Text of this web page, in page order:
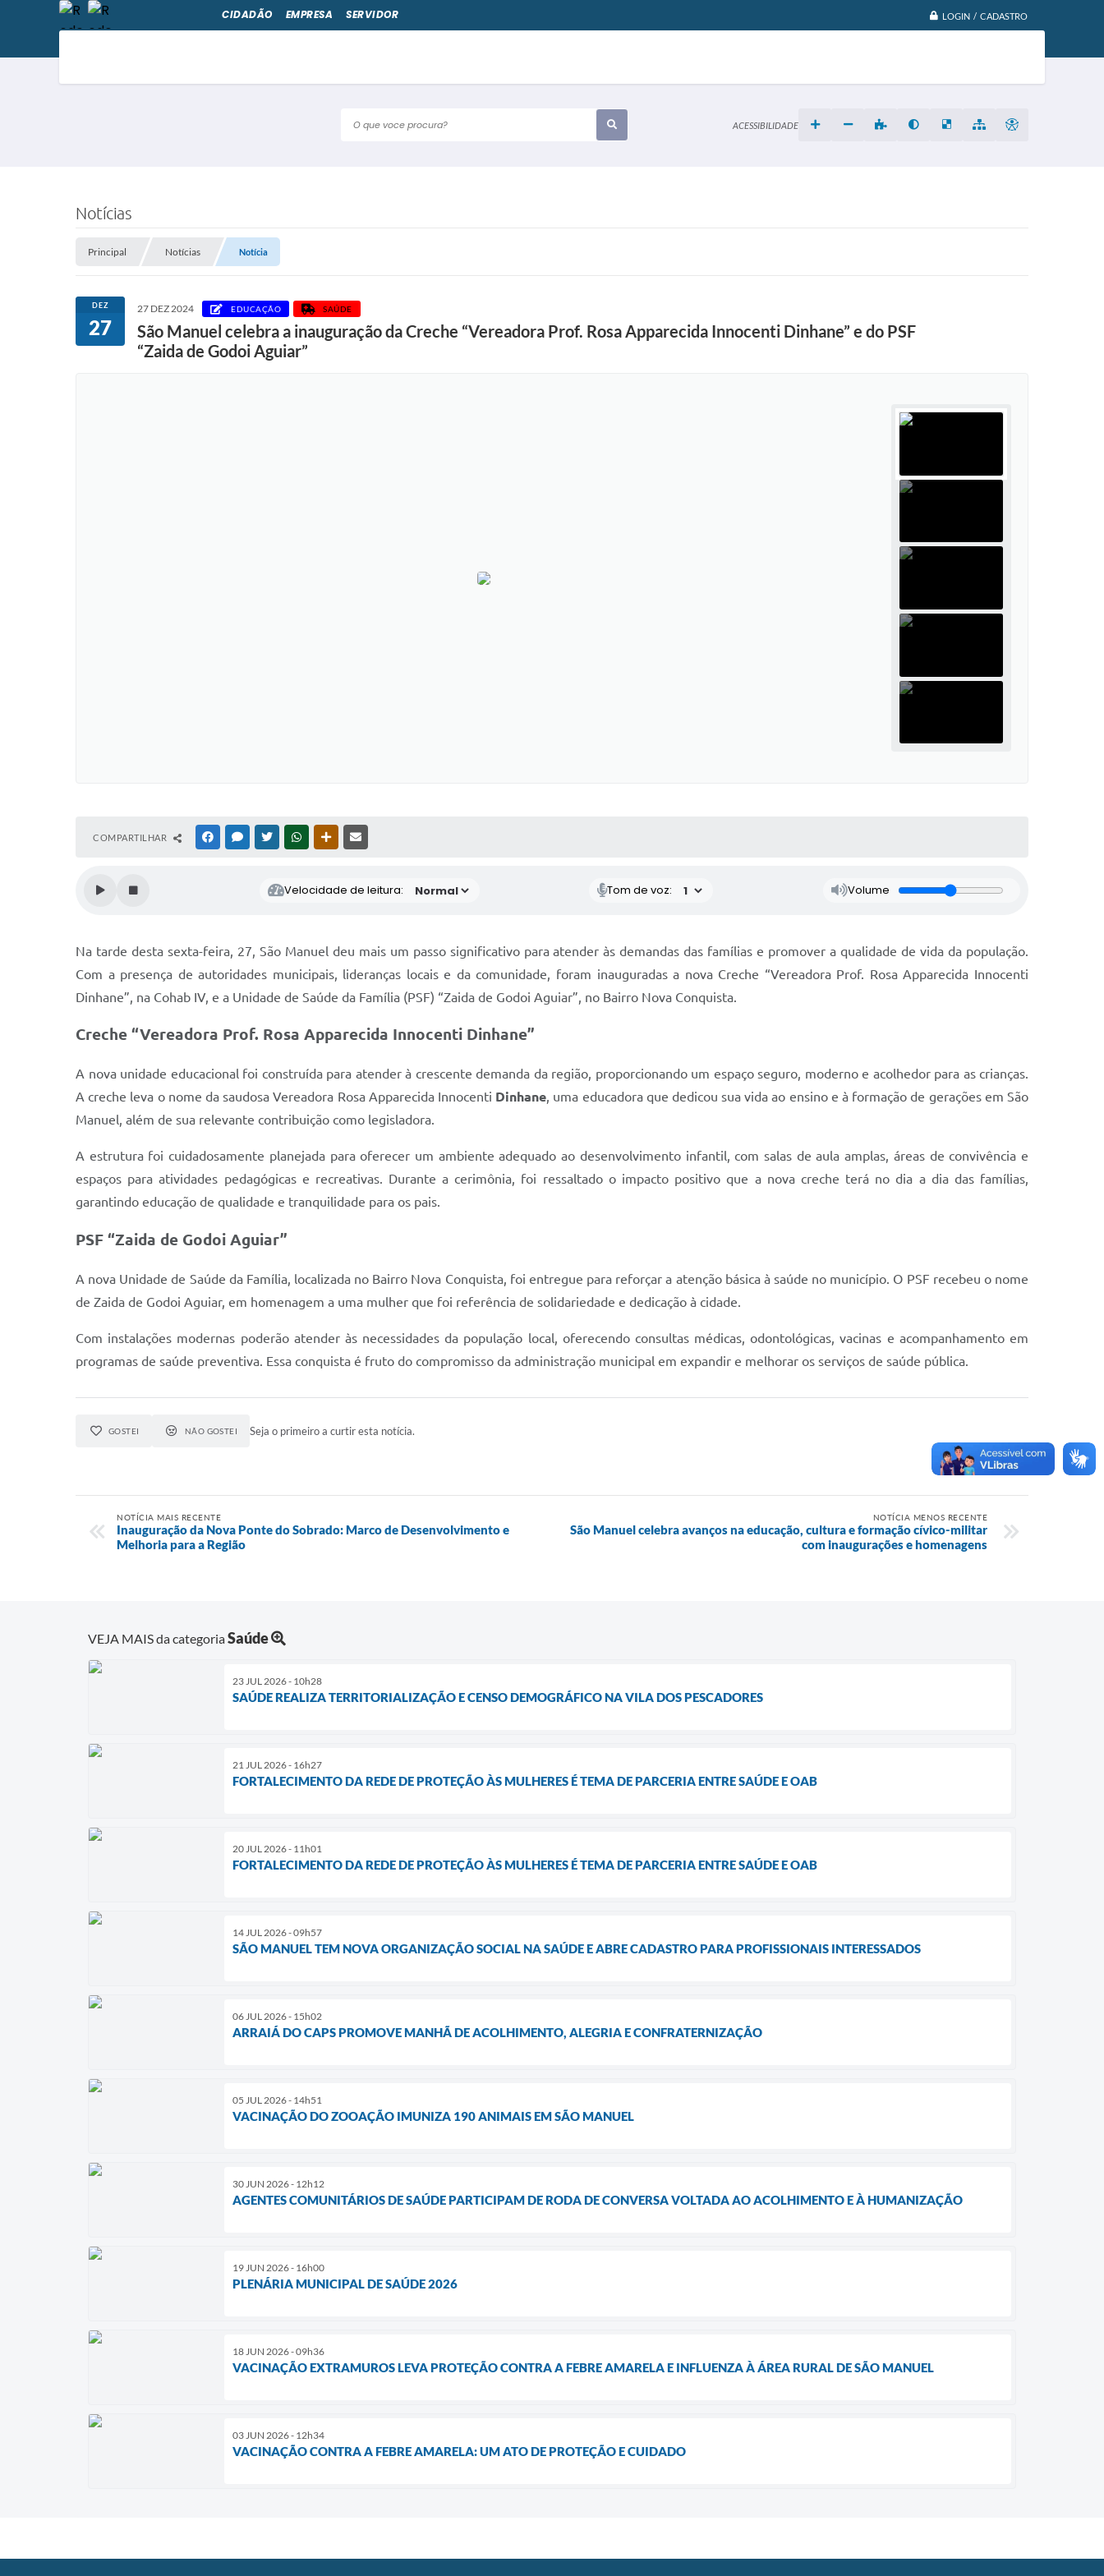
LOGIN / CADASTRO
O que voce procura?
CIDADÃO EMPRESA SERVIDOR
ACESSIBILIDADE
Notícias
Principal Notícias Notícia
DEZ
27
27 DEZ 2024 EDUCAÇÃO SAÚDE
São Manuel celebra a inauguração da Creche “Vereadora Prof. Rosa Apparecida Innocenti Dinhane” e do PSF
“Zaida de Godoi Aguiar”
COMPARTILHAR FACEBOOKMESSENGER
TWITTERWHATSAPPOUTRAS MÍDIAS
Velocidade de leitura: Tom de voz: Volume
Na tarde desta sexta-feira, 27, São Manuel deu mais um passo significativo para atender às demandas das famílias e promover a qualidade de vida da população.
Com a presença de autoridades municipais, lideranças locais e da comunidade, foram inauguradas a nova Creche “Vereadora Prof. Rosa Apparecida Innocenti
Dinhane”, na Cohab IV, e a Unidade de Saúde da Família (PSF) “Zaida de Godoi Aguiar”, no Bairro Nova Conquista.
Creche “Vereadora Prof. Rosa Apparecida Innocenti Dinhane”
A nova unidade educacional foi construída para atender à crescente demanda da região, proporcionando um espaço seguro, moderno e acolhedor para as crianças.
A creche leva o nome da saudosa Vereadora Rosa Apparecida Innocenti Dinhane, uma educadora que dedicou sua vida ao ensino e à formação de gerações em São
Manuel, além de sua relevante contribuição como legisladora.
A estrutura foi cuidadosamente planejada para oferecer um ambiente adequado ao desenvolvimento infantil, com salas de aula amplas, áreas de convivência e
espaços para atividades pedagógicas e recreativas. Durante a cerimônia, foi ressaltado o impacto positivo que a nova creche terá no dia a dia das famílias,
garantindo educação de qualidade e tranquilidade para os pais.
PSF “Zaida de Godoi Aguiar”
A nova Unidade de Saúde da Família, localizada no Bairro Nova Conquista, foi entregue para reforçar a atenção básica à saúde no município. O PSF recebeu o nome
de Zaida de Godoi Aguiar, em homenagem a uma mulher que foi referência de solidariedade e dedicação à cidade.
Com instalações modernas poderão atender às necessidades da população local, oferecendo consultas médicas, odontológicas, vacinas e acompanhamento em
programas de saúde preventiva. Essa conquista é fruto do compromisso da administração municipal em expandir e melhorar os serviços de saúde pública.
GOSTEI NÃO GOSTEI Seja o primeiro a curtir esta notícia.
NOTÍCIA MAIS RECENTE
Inauguração da Nova Ponte do Sobrado: Marco de Desenvolvimento e
Melhoria para a Região
NOTÍCIA MENOS RECENTE
São Manuel celebra avanços na educação, cultura e formação cívico-militar
com inaugurações e homenagens
VEJA MAIS da categoriaSaúde
23 JUL 2026 - 10h28
SAÚDE REALIZA TERRITORIALIZAÇÃO E CENSO DEMOGRÁFICO NA VILA DOS PESCADORES
21 JUL 2026 - 16h27
FORTALECIMENTO DA REDE DE PROTEÇÃO ÀS MULHERES É TEMA DE PARCERIA ENTRE SAÚDE E OAB
20 JUL 2026 - 11h01
FORTALECIMENTO DA REDE DE PROTEÇÃO ÀS MULHERES É TEMA DE PARCERIA ENTRE SAÚDE E OAB
14 JUL 2026 - 09h57
SÃO MANUEL TEM NOVA ORGANIZAÇÃO SOCIAL NA SAÚDE E ABRE CADASTRO PARA PROFISSIONAIS INTERESSADOS
06 JUL 2026 - 15h02
ARRAIÁ DO CAPS PROMOVE MANHÃ DE ACOLHIMENTO, ALEGRIA E CONFRATERNIZAÇÃO
05 JUL 2026 - 14h51
VACINAÇÃO DO ZOOAÇÃO IMUNIZA 190 ANIMAIS EM SÃO MANUEL
30 JUN 2026 - 12h12
AGENTES COMUNITÁRIOS DE SAÚDE PARTICIPAM DE RODA DE CONVERSA VOLTADA AO ACOLHIMENTO E À HUMANIZAÇÃO
19 JUN 2026 - 16h00
PLENÁRIA MUNICIPAL DE SAÚDE 2026
18 JUN 2026 - 09h36
VACINAÇÃO EXTRAMUROS LEVA PROTEÇÃO CONTRA A FEBRE AMARELA E INFLUENZA À ÁREA RURAL DE SÃO MANUEL
03 JUN 2026 - 12h34
VACINAÇÃO CONTRA A FEBRE AMARELA: UM ATO DE PROTEÇÃO E CUIDADO